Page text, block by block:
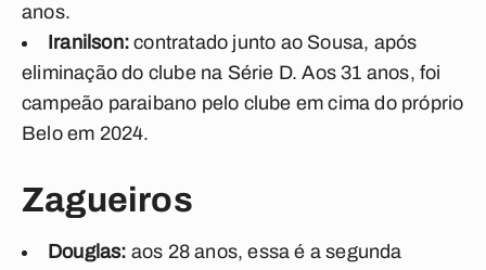
anos.
Iranilson:contratado junto ao Sousa, após
eliminação do clube na Série D. Aos 31 anos, foi
campeão paraibano pelo clube em cima do próprio
Belo em 2024.
Zagueiros
Douglas: aos 28 anos, essa é a segunda